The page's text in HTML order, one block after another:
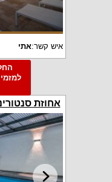
איש קשר:אתי
אחוזת